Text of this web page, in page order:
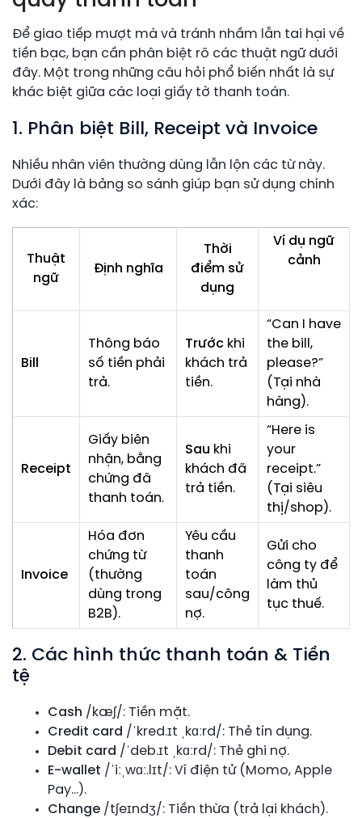
Để giao tiếp mượt mà và tránh nhầm lẫn tai hại về
tiền bạc, bạn cần phân biệt rõ các thuật ngữ dưới
đây. Một trong những câu hỏi phổ biến nhất là sự
khác biệt giữa các loại giấy tờ thanh toán.
1. Phân biệt Bill, Receipt và Invoice
Nhiều nhân viên thường dùng lẫn lộn các từ này.
Dưới đây là bảng so sánh giúp bạn sử dụng chính
xác:
Thuật
ngữ
Định nghĩa
Thời
điểm sử
dụng
Ví dụ ngữ
cảnh
Bill
Thông báo
số tiền phải
trả.
Trước khi
khách trả
tiền.
“Can I have
the bill,
please?”
(Tại nhà
hàng).
Receipt
Giấy biên
nhận, bằng
chứng đã
thanh toán.
Sau khi
khách đã
trả tiền.
“Here is
your
receipt.”
(Tại siêu
thị/shop).
Invoice
Hóa đơn
chứng từ
(thường
dùng trong
B2B).
Yêu cầu
thanh
toán
sau/công
nợ.
Gửi cho
công ty để
làm thủ
tục thuế.
2. Các hình thức thanh toán & Tiền
tệ
Cash /kæʃ/: Tiền mặt.
Credit card /ˈkred.ɪt ˌkɑːrd/: Thẻ tín dụng.
Debit card /ˈdeb.ɪt ˌkɑːrd/: Thẻ ghi nợ.
E-wallet /ˈiːˌwɑː.lɪt/: Ví điện tử (Momo, Apple
Pay…).
Change /tʃeɪndʒ/: Tiền thừa (trả lại khách).